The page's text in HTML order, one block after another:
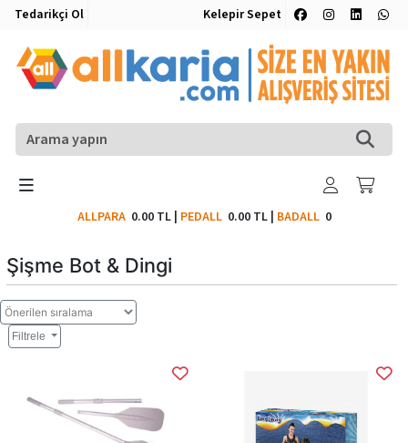
Tedarikçi Ol Kelepir Sepet
ALLPARA 0.00 TL| PEDALL 0.00 TL| BADALL0
Şişme Bot & Dingi
Filtrele